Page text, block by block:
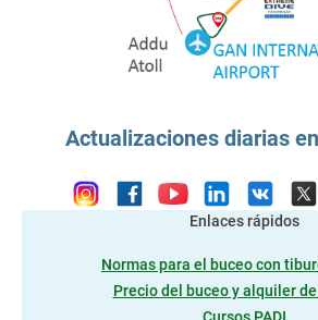
Actualizaciones diarias
Enlaces rápidos
Normas para el buceo con
Precio del buceo y alquiler